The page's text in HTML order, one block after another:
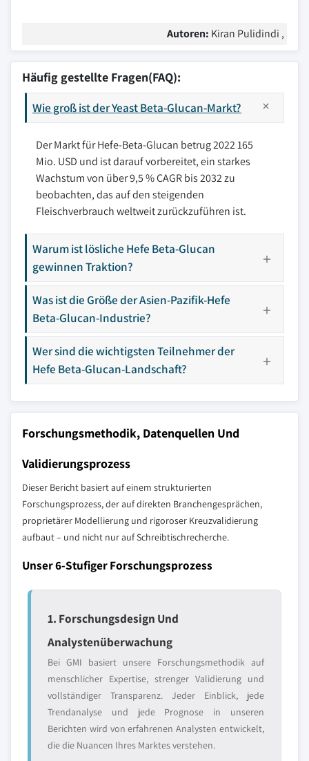
Autoren: Kiran Pulidindi ,
Häufig gestellte Fragen(FAQ):
Wie groß ist der Yeast Beta-Glucan-Markt?
Der Markt für Hefe-Beta-Glucan betrug 2022 165
Mio. USD und ist darauf vorbereitet, ein starkes
Wachstum von über 9,5 % CAGR bis 2032 zu
beobachten, das auf den steigenden
Fleischverbrauch weltweit zurückzuführen ist.
Warum ist lösliche Hefe Beta-Glucan
gewinnen Traktion?
Was ist die Größe der Asien-Pazifik-Hefe
Beta-Glucan-Industrie?
Wer sind die wichtigsten Teilnehmer der
Hefe Beta-Glucan-Landschaft?
Forschungsmethodik, Datenquellen Und
Validierungsprozess
Dieser Bericht basiert auf einem strukturierten
Forschungsprozess, der auf direkten Branchengesprächen,
proprietärer Modellierung und rigoroser Kreuzvalidierung
aufbaut – und nicht nur auf Schreibtischrecherche.
Unser 6-Stufiger Forschungsprozess
1. Forschungsdesign Und
Analystenüberwachung
Bei GMI basiert unsere Forschungsmethodik auf
menschlicher Expertise, strenger Validierung und
vollständiger Transparenz. Jeder Einblick, jede
Trendanalyse und jede Prognose in unseren
Berichten wird von erfahrenen Analysten entwickelt,
die die Nuancen Ihres Marktes verstehen.